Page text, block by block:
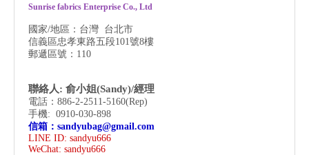
Sunrise fabrics Enterprise Co., Ltd
國家/地區：台灣 台北市
信義區忠孝東路五段101號8樓
郵遞區號：110
聯絡人: 俞小姐(Sandy)/經理
電話：886-2-2511-5160(Rep)
手機: 0910-030-898
信箱： sandyubag@gmail.com
LINE ID: sandyu666
WeChat: sandyu666